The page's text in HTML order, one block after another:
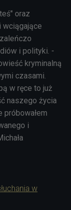
oraz
i polityki. -
kryminalną
czasami.
w ręce to już
naszego życia
próbowałem
i
w